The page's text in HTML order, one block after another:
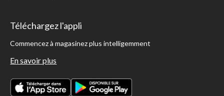
Téléchargez l'appli
Commencez à magasinez plus intelligemment
En savoir plus